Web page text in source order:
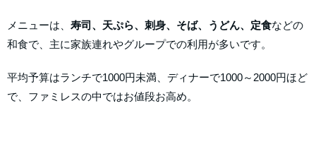
メニューは、 寿司、天ぷら、刺身、そば、うどん、定食などの
和食で、主に家族連れやグループでの利用が多いです。
平均予算はランチで1000円未満、ディナーで1000～2000円ほど
で、ファミレスの中ではお値段お高め。